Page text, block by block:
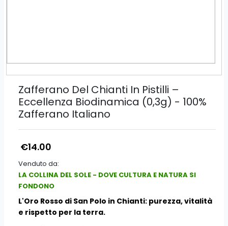
Zafferano Del Chianti In Pistilli –
Eccellenza Biodinamica (0,3g) - 100%
Zafferano Italiano
€14.00
Venduto da:
LA COLLINA DEL SOLE - DOVE CULTURA E NATURA SI
FONDONO
L'Oro Rosso di San Polo in Chianti: purezza, vitalità
e rispetto per la terra.